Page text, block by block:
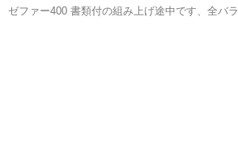
ゼファー400 書類付の組み上げ途中です、全バラにしてフレーム、エ